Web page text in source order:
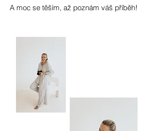
A moc se těším, až poznám váš příběh!